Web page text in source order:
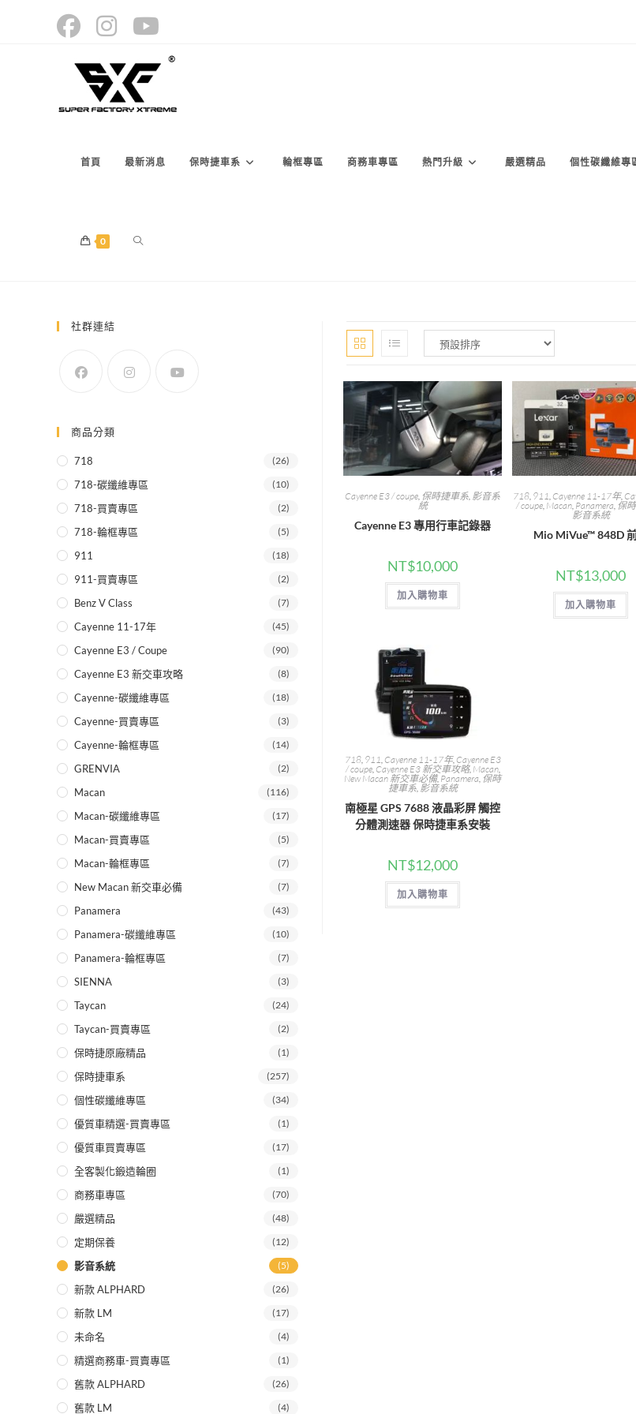
首頁 最新消息 保時捷車系 輪框專區 商務車專區 熱門升級 嚴選精品 個性碳纖維專
0 TOGGLE
Cayenne E3 / coupe, 保時捷車系, 影音系
統
Cayenne E3 專用行車記錄器
NT$10,000
加入購物車
718, 911, Cayenne 11-17年,
/ coupe, Macan, Panamera, 保
影音系統
Mio MiVue™ 848D
NT$13,000
加入購物車
718, 911, Cayenne 11-17年, Cayenne E3
/ coupe, Cayenne E3 新交車攻略, Macan,
New Macan 新交車必備, Panamera, 保時
捷車系, 影音系統
南極星 GPS 7688 液晶彩屏 觸控
分體測速器 保時捷車系安裝
NT$12,000
加入購物車
社群連結
商品分類
718 (26)
718-碳纖維專區 (10)
718-買賣專區 (2)
718-輪框專區 (5)
911 (18)
911-買賣專區 (2)
Benz V Class (7)
Cayenne 11-17年 (45)
Cayenne E3 / Coupe (90)
Cayenne E3 新交車攻略 (8)
Cayenne-碳纖維專區 (18)
Cayenne-買賣專區 (3)
Cayenne-輪框專區 (14)
GRENVIA (2)
Macan (116)
Macan-碳纖維專區 (17)
Macan-買賣專區 (5)
Macan-輪框專區 (7)
New Macan 新交車必備 (7)
Panamera (43)
Panamera-碳纖維專區 (10)
Panamera-輪框專區 (7)
SIENNA (3)
Taycan (24)
Taycan-買賣專區 (2)
保時捷原廠精品 (1)
保時捷車系 (257)
個性碳纖維專區 (34)
優質車精選-買賣專區 (1)
優質車買賣專區 (17)
全客製化鍛造輪圈 (1)
商務車專區 (70)
嚴選精品 (48)
定期保養 (12)
影音系統 (5)
新款 ALPHARD (26)
新款 LM (17)
未命名 (4)
精選商務車-買賣專區 (1)
舊款 ALPHARD (26)
舊款 LM (4)